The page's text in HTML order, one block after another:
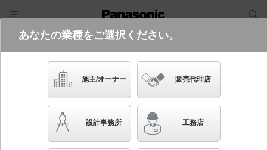
電気・建築設備（ビジネス）
フリーワード
品番・キーワード
NQE80800U
あなたの業種をご選択ください。
施主/オーナー 販売代理店
設計事務所 工務店